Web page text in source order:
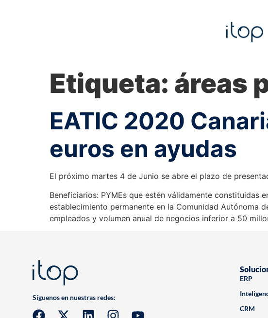
Etiqueta: áreas
EATIC 2020
euros en ayudas
El próximo martes 4 de Junio se abre el plazo de
Beneficiarios: PYMEs que estén válidamente
establecimiento permanente en la Comunidad Autónoma
empleados y volumen anual de negocios inferior a 50
Síguenos en nuestras redes:
ERP
CRM